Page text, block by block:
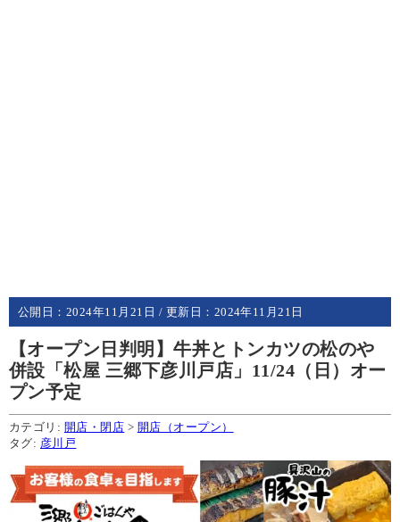
公開日： 2024年11月21日 / 更新日： 2024年11月21日
【オープン日判明】牛丼とトンカツの松のや
併設「松屋 三郷下彦川戸店」11/24（日）オー
プン予定
カテゴリ: 開店・閉店 > 開店（オープン）
タグ: 彦川戸